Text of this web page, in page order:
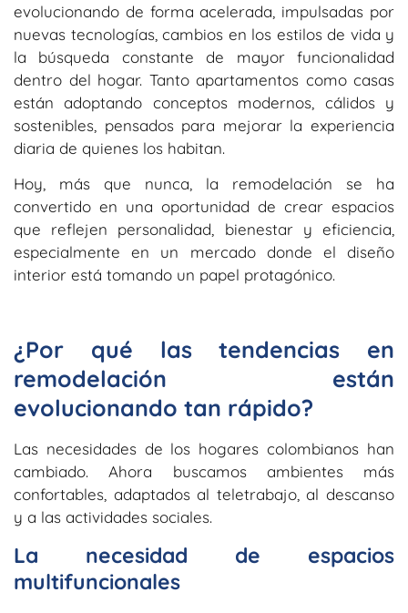
evolucionando de forma acelerada, impulsadas por
nuevas tecnologías, cambios en los estilos de vida y
la búsqueda constante de mayor funcionalidad
dentro del hogar. Tanto apartamentos como casas
están adoptando conceptos modernos, cálidos y
sostenibles, pensados para mejorar la experiencia
diaria de quienes los habitan.
Hoy, más que nunca, la remodelación se ha
convertido en una oportunidad de crear espacios
que reflejen personalidad, bienestar y eficiencia,
especialmente en un mercado donde el diseño
interior está tomando un papel protagónico.
¿Por qué las tendencias en
remodelación están
evolucionando tan rápido?
Las necesidades de los hogares colombianos han
cambiado. Ahora buscamos ambientes más
confortables, adaptados al teletrabajo, al descanso
y a las actividades sociales.
La necesidad de espacios
multifuncionales